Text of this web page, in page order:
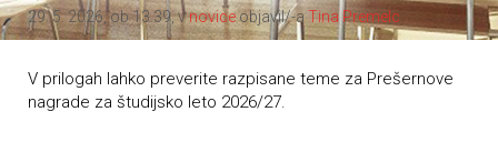
29. 5. 2026, ob 13.39, vnoviceobjavil/-aTina Premelc
V prilogah lahko preverite razpisane teme za Prešernove
nagrade za študijsko leto 2026/27.